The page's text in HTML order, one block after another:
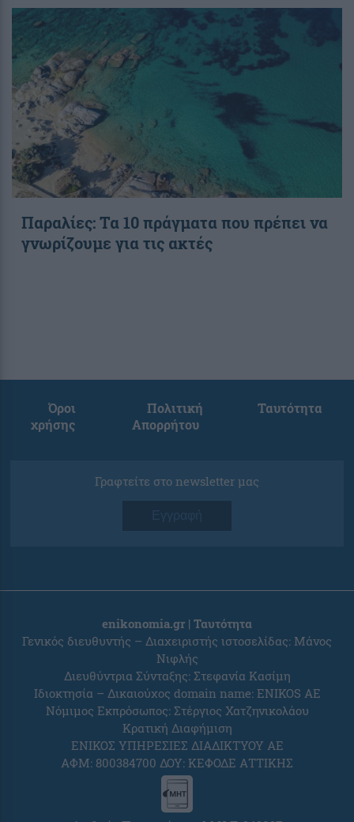
Παραλίες: Τα 10 πράγματα που πρέπει να
γνωρίζουμε για τις ακτές
Όροι
χρήσης
Πολιτική
Απορρήτου
Ταυτότητα
Γραφτείτε στο newsletter μας
Εγγραφή
enikonomia.gr | Ταυτότητα
Γενικός διευθυντής – Διαχειριστής ιστοσελίδας: Μάνος
Νιφλής
Διευθύντρια Σύνταξης: Στεφανία Κασίμη
Ιδιοκτησία – Δικαιούχος domain name: ENIKOS AE
Νόμιμος Εκπρόσωπος: Στέργιος Χατζηνικολάου
Κρατική Διαφήμιση
ΕΝΙΚΟΣ ΥΠΗΡΕΣΙΕΣ ΔΙΑΔΙΚΤΥΟΥ ΑΕ
ΑΦΜ: 800384700 ΔΟΥ: ΚΕΦΟΔΕ ΑΤΤΙΚΗΣ